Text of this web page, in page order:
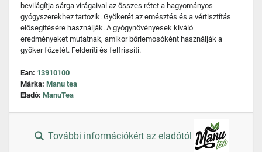
bevilágítja sárga virágaival az összes rétet a hagyományos
gyógyszerekhez tartozik. Gyökerét az emésztés és a vértisztítás
elősegítésére használják. A gyógynövényesek kiváló
eredményeket mutatnak, amikor bőrlemosóként használják a
gyöker főzetét. Felderíti és felfrissíti.
Ean: 13910100
Márka: Manu tea
Eladó: ManuTea
További információkért az eladótól